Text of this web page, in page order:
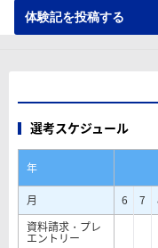
体験記を投稿する
選考スケジュール
年
月
6 7
資料請求・プレ
エントリー